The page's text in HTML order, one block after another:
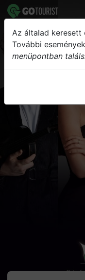
Vasovski
Az általad keresett
További
menüpontban